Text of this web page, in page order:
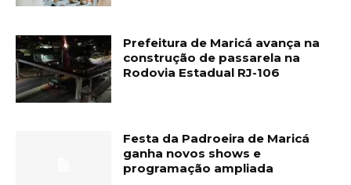
Prefeitura de Maricá avança na
construção de passarela na
Rodovia Estadual RJ-106
Festa da Padroeira de Maricá
ganha novos shows e
programação ampliada